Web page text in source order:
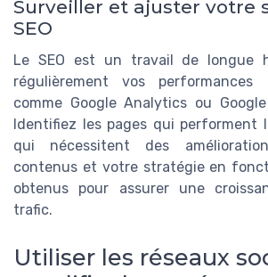
Surveiller et ajuster votre
SEO
Le SEO est un travail de longue
régulièrement vos performances
comme Google Analytics ou
Identifiez les pages qui performent
qui nécessitent des
contenus et votre stratégie en
obtenus pour assurer une
trafic.
Utiliser les réseaux